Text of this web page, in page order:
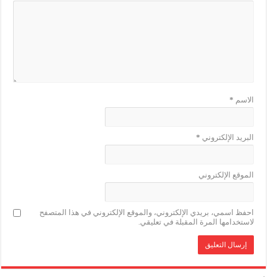
الاسم *
البريد الإلكتروني *
الموقع الإلكتروني
احفظ اسمي، بريدي الإلكتروني، والموقع الإلكتروني في هذا المتصفح
لاستخدامها المرة المقبلة في تعليقي.